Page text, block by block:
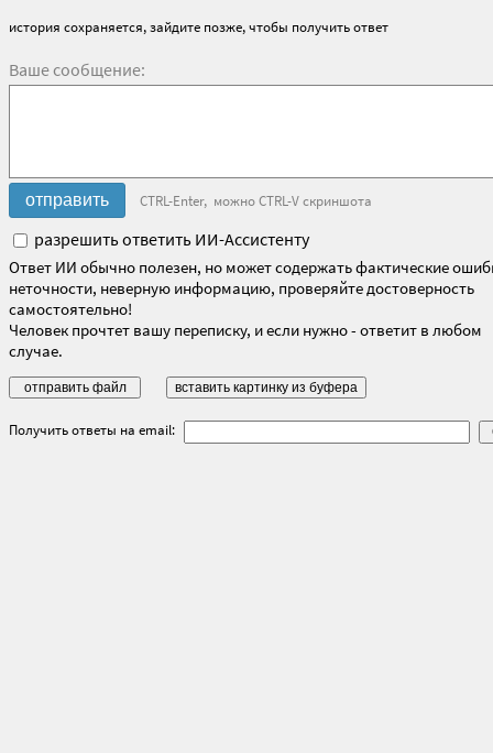
история сохраняется, зайдите позже, чтобы получить ответ
Ваше сообщение:
CTRL-Enter, можно CTRL-V скриншота
разрешить ответить ИИ-Ассистенту
Ответ ИИ обычно полезен, но может содержать фактические
неточности, неверную информацию, проверяйте достоверность
самостоятельно!
Человек прочтет вашу переписку, и если нужно - ответит в любом
случае.
Получить ответы на email: